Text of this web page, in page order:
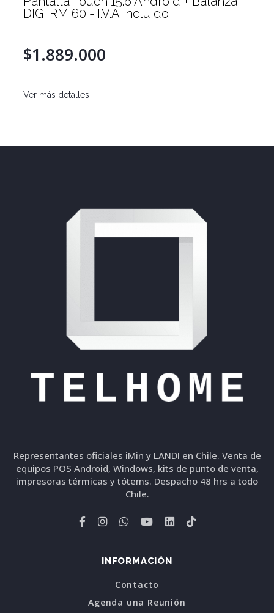
DIGi RM 60 - I.V.A Incluido
$1.889.000
Ver más detalles
Representantes oficiales iMin y LANDI en Chile. Venta de
equipos POS Android, Windows, kits de punto de venta,
impresoras térmicas y tótems. Despacho 48 hrs a todo
Chile.
INFORMACIÓN
Contacto
Agenda una Reunión